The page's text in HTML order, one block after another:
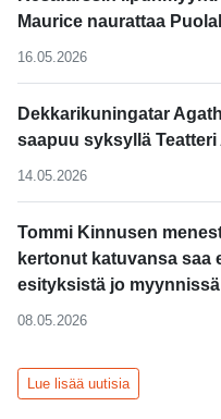
Maurice naurattaa
16.05.2026
Dekkarikuningatar
saapuu syksyllä
14.05.2026
Tommi Kinnusen
kertonut katuvansa saa
esityksistä jo myynnissä
08.05.2026
Lue lisää uutisia